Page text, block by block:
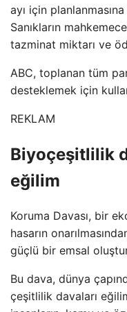
ayı için
Sanıkların
tazminat miktarı ve
ABC, toplanan tüm
desteklemek için
REKLAM
Biyoçeşitlilik
eğilim
Koruma Davası, bir
hasarın
güçlü bir emsal
Bu dava, dünya
çeşitlilik davaları